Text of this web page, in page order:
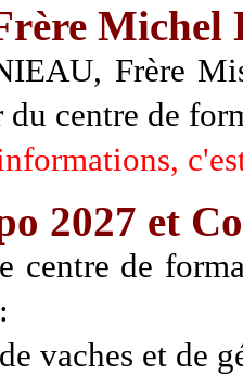
Frère
du centre de
2027 et
centre de
vaches et de